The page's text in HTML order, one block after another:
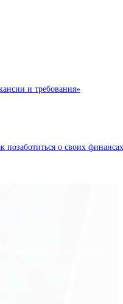
и требования»
о своих финансах